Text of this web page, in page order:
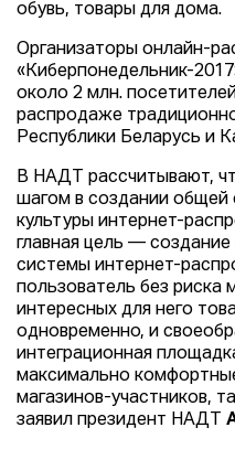
обувь, товары для дома.
Организаторы онлайн-
«Киберпонедельник-
около 2 млн.
распродаже
Республики Беларусь и
В НАДТ рассчитывают,
шагом в создании общей
культуры интернет-
главная цель —
системы интернет-
пользователь без риска
интересных для него
одновременно, и
интеграционная
максимально
магазинов-участников,
заявил президент НАДТ